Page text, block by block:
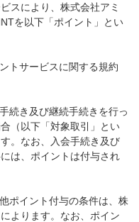
スにより、株式会社アミ
を以下「ポイント」とい
トサービスに関する規約
続き及び継続手続きを行っ
（以下「対象取引」とい
。なお、入会手続き及び
は、ポイントは付与され
ポイント付与の条件は、株
よります。なお、ポイン